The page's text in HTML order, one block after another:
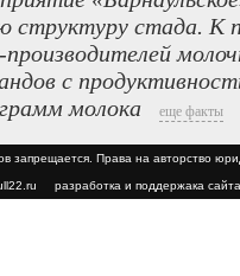
структуру стада. К
с
молока
еще факты
запрещается. Права на авторство
разработка и поддержака